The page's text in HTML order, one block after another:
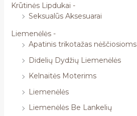
Krūtinės Lipdukai -
Seksualūs Aksesuarai
Liemenėlės -
Apatinis trikotažas nėščiosioms
Didelių Dydžių Liemenėlės
Kelnaitės Moterims
Liemenėlės
Liemenėlės Be Lankelių